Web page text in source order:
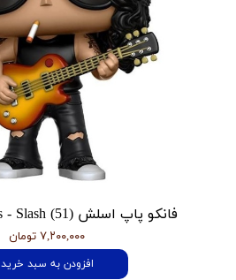
فانکو پاپ اسلش Guns 'N Roses - Slash (51)
۷,۲۰۰,۰۰۰ تومان
افزودن به سبد خرید